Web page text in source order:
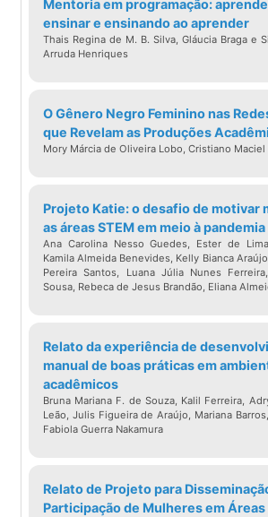
Mentoria em programação:
ensinar e ensinando ao aprender
Thais Regina de M. B. Silva, Gláucia Braga e
Arruda Henriques
O Gênero Negro Feminino nas
que Revelam as Produções
Mory Márcia de Oliveira Lobo, Cristiano Maciel
Projeto Katie: o desafio de motivar
as áreas STEM em meio à pandemia
Ana Carolina Nesso Guedes, Ester de
Kamila Almeida Benevides, Kelly Bianca
Pereira Santos, Luana Júlia Nunes
Sousa, Rebeca de Jesus Brandão, Eliana
Relato da experiência de
manual de boas práticas em
acadêmicos
Bruna Mariana F. de Souza, Kalil Ferreira,
Leão, Julis Figueira de Araújo, Mariana
Fabiola Guerra Nakamura
Relato de Projeto para
Participação de Mulheres em Áreas